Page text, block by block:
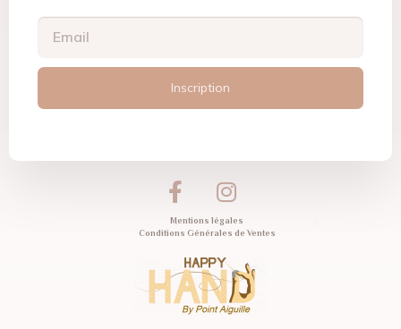
Inscription
Mentions légales
Conditions Générales de Ventes